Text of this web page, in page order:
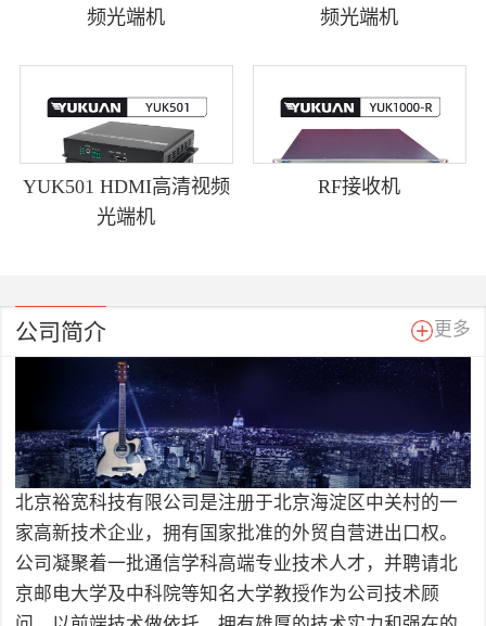
频光端机
频光端机
YUK501 HDMI高清视频
光端机
RF接收机
公司简介 更多
北京裕宽科技有限公司是注册于北京海淀区中关村的一
家高新技术企业，拥有国家批准的外贸自营进出口权。
公司凝聚着一批通信学科高端专业技术人才，并聘请北
京邮电大学及中科院等知名大学教授作为公司技术顾